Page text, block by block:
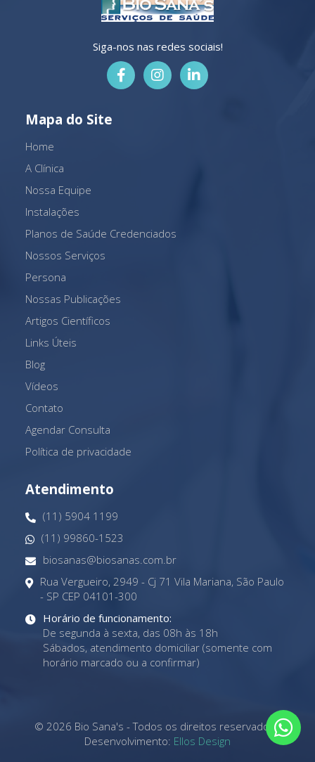
Siga-nos nas redes sociais!
Mapa do Site
Home
A Clínica
Nossa Equipe
Instalações
Planos de Saúde Credenciados
Nossos Serviços
Persona
Nossas Publicações
Artigos Científicos
Links Úteis
Blog
Vídeos
Contato
Agendar Consulta
Política de privacidade
Atendimento
(11) 5904 1199
(11) 99860-1523
biosanas@biosanas.com.br
Rua Vergueiro, 2949 - Cj 71 Vila Mariana, São Paulo
- SP CEP 04101-300
Horário de funcionamento:
De segunda à sexta, das 08h às 18h
Sábados, atendimento domiciliar (somente com
horário marcado ou a confirmar)
© 2026 Bio Sana's - Todos os direitos reservados -
Desenvolvimento: Ellos Design